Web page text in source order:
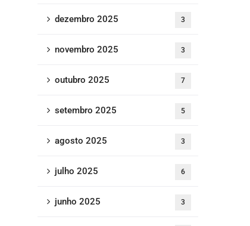
dezembro 2025 3
novembro 2025 3
outubro 2025 7
setembro 2025 5
agosto 2025 3
julho 2025 6
junho 2025 3